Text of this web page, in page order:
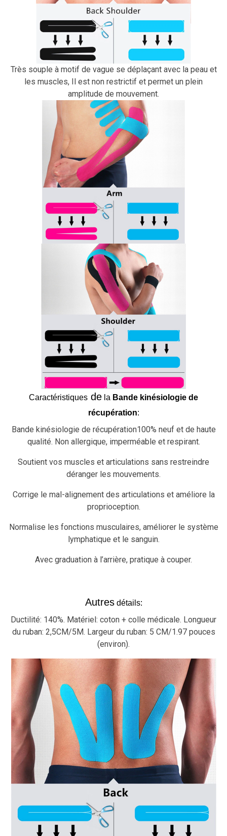
Très souple à motif de vague se déplaçant avec la peau et
les muscles, Il est non restrictif et permet un plein
amplitude de mouvement.
Caractéristiques de la Bande kinésiologie de
récupération:
Bande kinésiologie de récupération100% neuf et de haute
qualité. Non allergique, imperméable et respirant.
Soutient vos muscles et articulations sans restreindre
déranger les mouvements.
Corrige le mal-alignement des articulations et améliore la
proprioception.
Normalise les fonctions musculaires, améliorer le système
lymphatique et le sanguin.
Avec graduation à l’arrière, pratique à couper.
Autresdétails:
Ductilité: 140%. Matériel: coton + colle médicale. Longueur
du ruban: 2,5CM/5M. Largeur du ruban: 5 CM/1.97 pouces
(environ).